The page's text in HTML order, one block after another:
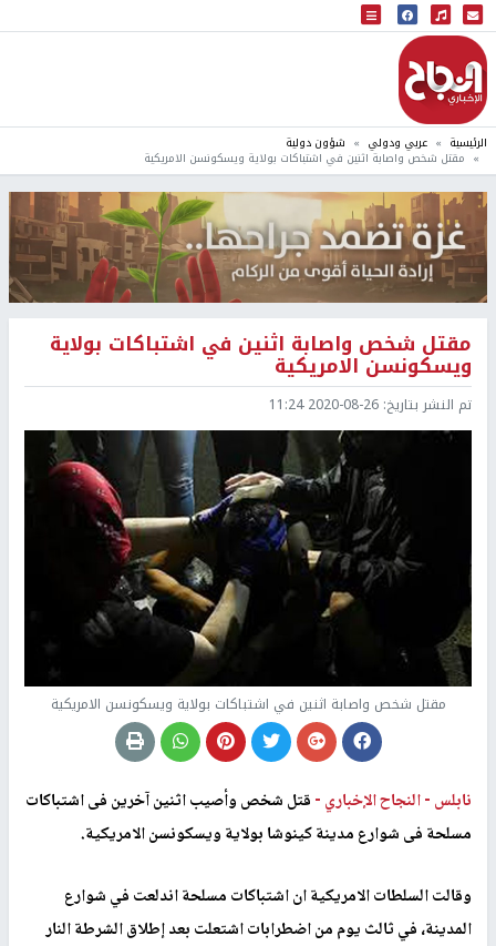
البث المباشر
إذاعة النجاح
الرئيسية عربي ودولي شؤون دولية
مقتل شخص واصابة اثنين في اشتباكات بولاية ويسكونسن الامريكية
مقتل شخص واصابة اثنين في اشتباكات بولاية
ويسكونسن الامريكية
تم النشر بتاريخ: 2020-08-26 11:24
مقتل شخص واصابة اثنين في اشتباكات بولاية ويسكونسن الامريكية
نابلس -النجاح الإخباري -قتل شخص وأصيب اثنين آخرين فى اشتباكات
مسلحة فى شوارع مدينة كينوشا بولاية ويسكونسن الامريكية.
وقالت السلطات الامريكية ان اشتباكات مسلحة اندلعت في شوارع
المدينة، في ثالث يوم من اضطرابات اشتعلت بعد إطلاق الشرطة النار